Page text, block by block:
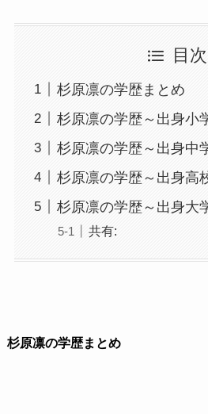
目次
杉原凛の学歴まとめ
杉原凛の学歴～出身小
杉原凛の学歴～出身中
杉原凛の学歴～出身高
杉原凛の学歴～出身大
共有:
杉原凛の学歴まとめ